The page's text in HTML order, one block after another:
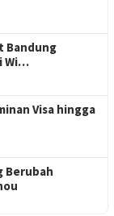
Bandung
Wi…
Visa hingga
Berubah